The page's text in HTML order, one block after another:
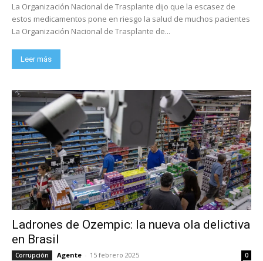
La Organización Nacional de Trasplante dijo que la escasez de
estos medicamentos pone en riesgo la salud de muchos pacientes
La Organización Nacional de Trasplante de...
Leer más
Ladrones de Ozempic: la nueva ola delictiva
en Brasil
Corrupción Agente - 15 febrero 2025 0